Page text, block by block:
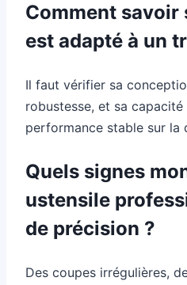
Comment savoir
est adapté à un
Il faut vérifier sa
robustesse, et sa
performance stable sur la
Quels signes
ustensile
de précision ?
Des coupes irrégulières,